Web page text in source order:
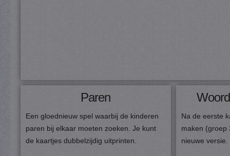
Paren
Een gloednieuw spel waarbij de kinderen
paren bij elkaar moeten zoeken. Je kunt
de kaartjes dubbelzijdig uitprinten.
Na de eerste
maken (groep
nieuwe versie.